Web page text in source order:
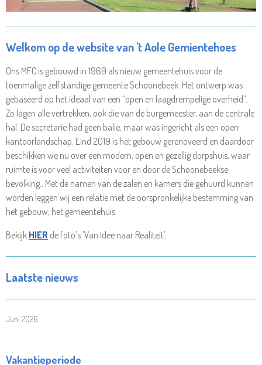
Welkom op de website van 't Aole Gemientehoes
Ons MFC is gebouwd in 1969 als nieuw gemeentehuis voor de
toenmalige zelfstandige gemeente Schoonebeek. Het ontwerp was
gebaseerd op het ideaal van een “open en laagdrempelige overheid”.
Zo lagen alle vertrekken, ook die van de burgemeester, aan de centrale
hal. De secretarie had geen balie, maar was ingericht als een open
kantoorlandschap. Eind 2019 is het gebouw gerenoveerd en daardoor
beschikken we nu over een modern, open en gezellig dorpshuis, waar
ruimte is voor veel activiteiten voor en door de Schoonebeekse
bevolking.. Met de namen van de zalen en kamers die gehuurd kunnen
worden leggen wij een relatie met de oorspronkelijke bestemming van
het gebouw, het gemeentehuis.
Bekijk HIER de foto's 'Van Idee naar Realiteit'.
Laatste nieuws
Juni 2026
Vakantieperiode